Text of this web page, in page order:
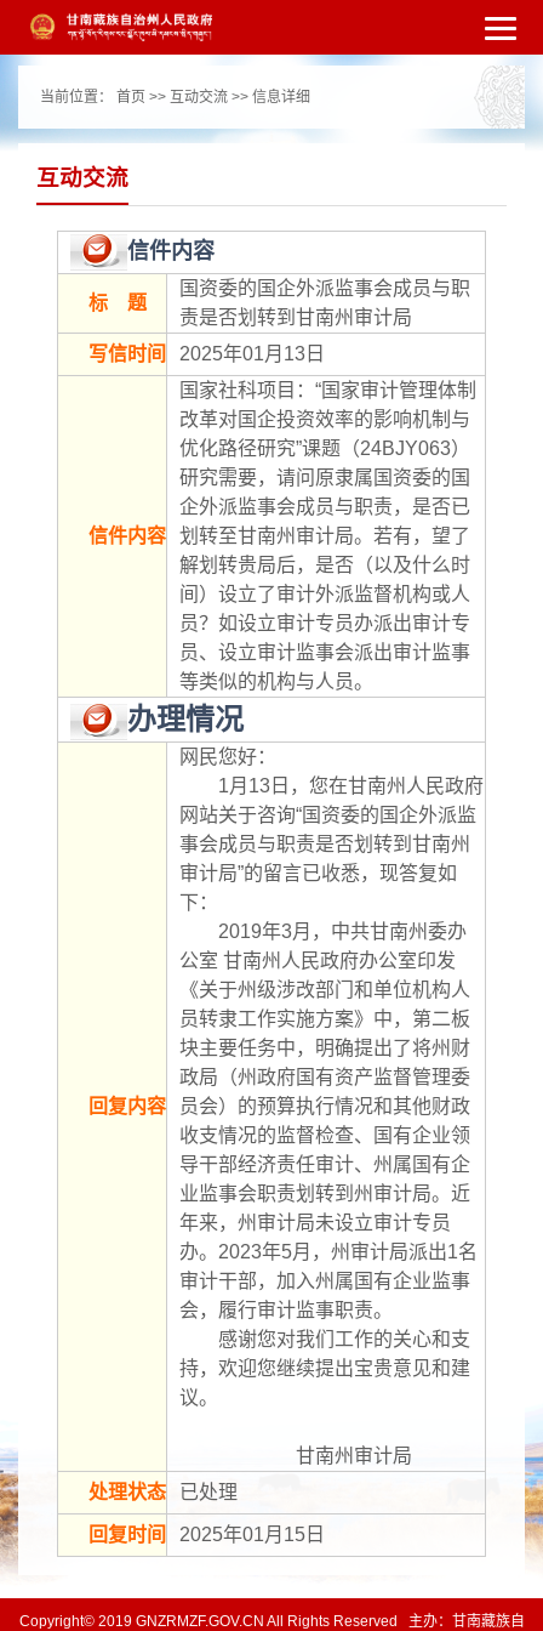
网站无障
碍 打开适老化模式 登录
当前位置： 首页 >> 互动交流>> 信息详细
互动交流
信件内容
标 题
国资委的国企外派监事会成员与职
责是否划转到甘南州审计局
写信时间
2025年01月13日
信件内容
国家社科项目：“国家审计管理体制
改革对国企投资效率的影响机制与
优化路径研究”课题（24BJY063）
研究需要，请问原隶属国资委的国
企外派监事会成员与职责，是否已
划转至甘南州审计局。若有，望了
解划转贵局后，是否（以及什么时
间）设立了审计外派监督机构或人
员？如设立审计专员办派出审计专
员、设立审计监事会派出审计监事
等类似的机构与人员。
办理情况
回复内容
网民您好：
网站关于咨询“国资委的国企外派监
事会成员与职责是否划转到甘南州
审计局”的留言已收悉，现答复如
下：
公室 甘南州人民政府办公室印发
《关于州级涉改部门和单位机构人
员转隶工作实施方案》中，第二板
块主要任务中，明确提出了将州财
政局（州政府国有资产监督管理委
员会）的预算执行情况和其他财政
收支情况的监督检查、国有企业领
导干部经济责任审计、州属国有企
业监事会职责划转到州审计局。近
年来，州审计局未设立审计专员
办。2023年5月，州审计局派出1名
审计干部，加入州属国有企业监事
会，履行审计监事职责。
持，欢迎您继续提出宝贵意见和建
议。
                        甘南州审计局
处理状态
已处理
回复时间 2025年01月15日
Copyright© 2019 GNZRMZF.GOV.CN All Rights Reserved 主办：甘南藏族自